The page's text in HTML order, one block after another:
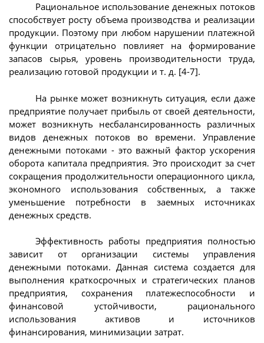
Рациональное использование денежных потоков
способствует росту объема производства и реализации
продукции. Поэтому при любом нарушении платежной
функции отрицательно повлияет на формирование
запасов сырья, уровень производительности труда,
реализацию готовой продукции и т. д. [4-7].
На рынке может возникнуть ситуация, если даже
предприятие получает прибыль от своей деятельности,
может возникнуть несбалансированность различных
видов денежных потоков во времени. Управление
денежными потоками - это важный фактор ускорения
оборота капитала предприятия. Это происходит за счет
сокращения продолжительности операционного цикла,
экономного использования собственных, а также
уменьшение потребности в заемных источниках
денежных средств.
Эффективность работы предприятия полностью
зависит от организации системы управления
денежными потоками. Данная система создается для
выполнения краткосрочных и стратегических планов
предприятия, сохранения платежеспособности и
финансовой устойчивости, рационального
использования активов и источников
финансирования, минимизации затрат.